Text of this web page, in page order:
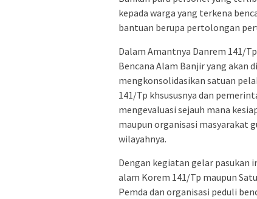
kepada warga yang terkena
bantuan berupa pertolongan
Dalam Amantnya Danrem 141/
Bencana Alam Banjir yang akan
mengkonsolidasikan satuan
141/Tp khsususnya dan
mengevaluasi sejauh mana
maupun organisasi masyarakat
wilayahnya.
Dengan kegiatan gelar pasukan
alam Korem 141/Tp maupun
Pemda dan organisasi peduli